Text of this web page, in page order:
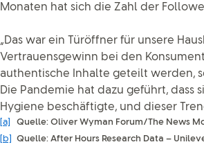
Monaten hat sich die Zahl der
„Das war ein Türöffner für unsere
Vertrauensgewinn bei den
authentische Inhalte geteilt werden,
Die Pandemie hat dazu geführt, dass
Hygiene beschäftigte, und dieser
[a]
Quelle: Oliver Wyman Forum/The News
[b]
Quelle: After Hours Research Data –